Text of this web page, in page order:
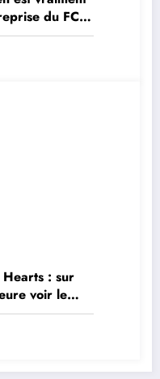
du FC
: sur
voir le